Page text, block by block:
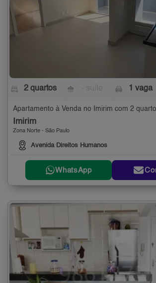
2 quartos 1 vaga
Apartamento à Venda no Imirim com 2
Imirim
Zona Norte - São Paulo
Avenida Direitos Humanos
WhatsApp